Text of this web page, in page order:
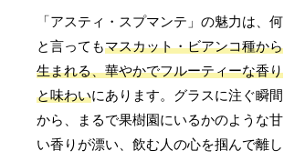
「アスティ・スプマンテ」の魅力は、何
と言ってもマスカット・ビアンコ種から
生まれる、華やかでフルーティーな香り
と味わいにあります。グラスに注ぐ瞬間
から、まるで果樹園にいるかのような甘
い香りが漂い、飲む人の心を掴んで離し